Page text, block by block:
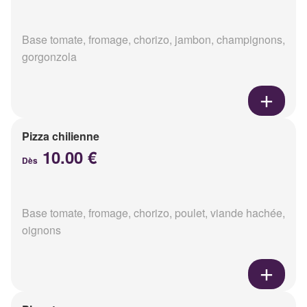
Base tomate, fromage, chorizo, jambon, champignons,
gorgonzola
Pizza chilienne
Dès 10.00 €
Base tomate, fromage, chorizo, poulet, viande hachée,
oignons